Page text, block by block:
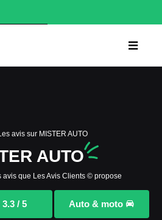
avis sur MISTER AUTO
AUTO
avis que Les Avis Clients © propose
3.3 / 5 Auto & moto